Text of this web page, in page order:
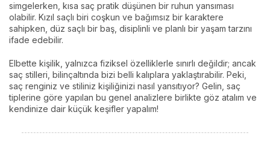
simgelerken, kısa saç pratik düşünen bir ruhun yansıması
olabilir. Kızıl saçlı biri coşkun ve bağımsız bir karaktere
sahipken, düz saçlı bir baş, disiplinli ve planlı bir yaşam tarzını
ifade edebilir.
Elbette kişilik, yalnızca fiziksel özelliklerle sınırlı değildir; ancak
saç stilleri, bilinçaltında bizi belli kalıplara yaklaştırabilir. Peki,
saç renginiz ve stiliniz kişiliğinizi nasıl yansıtıyor? Gelin, saç
tiplerine göre yapılan bu genel analizlere birlikte göz atalım ve
kendinize dair küçük keşifler yapalım!